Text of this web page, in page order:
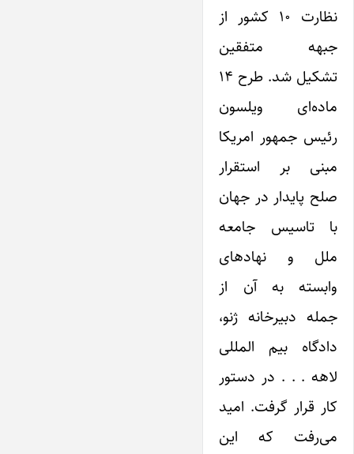
نظارت ۱۰ کشور از
جبهه متفقین
تشکیل شد. طرح ۱۴
ماده‌ای ویلسون
رئیس جمهور امریکا
مبنی بر استقرار
صلح پایدار در جهان
با تاسیس جامعه
ملل و نهاد‌های
وابسته به آن از
جمله‌ دبیرخانه ژنو،
دادگاه بیم المللی
لاهه . . . در دستور
کار قرار گرفت. امید
می‌رفت که ‌این‌